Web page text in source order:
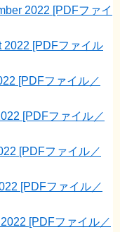
2022 [PDFファイ
2022 [PDFファイル
[PDFファイル／
[PDFファイル／
[PDFファイル／
[PDFファイル／
[PDFファイル／